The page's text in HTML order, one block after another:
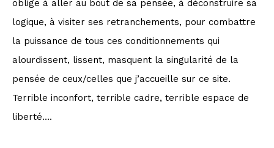
oblige à aller au bout de sa pensée, à déconstruire sa
logique, à visiter ses retranchements, pour combattre
la puissance de tous ces conditionnements qui
alourdissent, lissent, masquent la singularité de la
pensée de ceux/celles que j’accueille sur ce site.
Terrible inconfort, terrible cadre, terrible espace de
liberté….